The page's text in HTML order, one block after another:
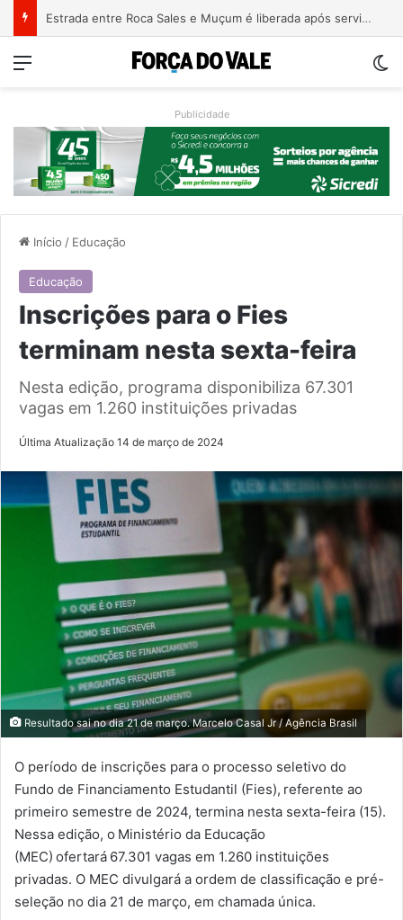
Estrada entre Roca Sales e Muçum é liberada após serviços de manutenção
Menu
Publicidade
Início / Educação
Educação
Inscrições para o Fies
terminam nesta sexta-feira
Nesta edição, programa disponibiliza 67.301
vagas em 1.260 instituições privadas
Última Atualização 14 de março de 2024
Resultado sai no dia 21 de março. Marcelo Casal Jr / Agência Brasil
O período de inscrições para o processo seletivo do
Fundo de Financiamento Estudantil (Fies), referente ao
primeiro semestre de 2024, termina nesta sexta-feira (15).
Nessa edição, o Ministério da Educação
(MEC) ofertará 67.301 vagas em 1.260 instituições
privadas. O MEC divulgará a ordem de classificação e pré-
seleção no dia 21 de março, em chamada única.